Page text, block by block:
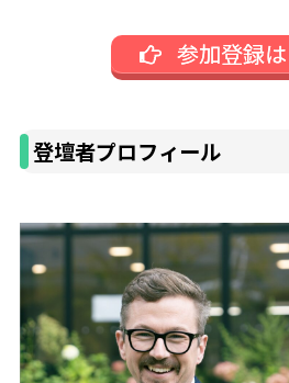
参加登録
登壇者プロフィール